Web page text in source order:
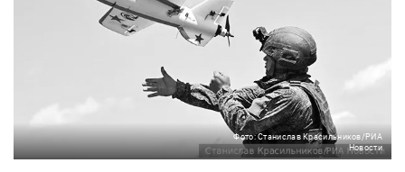
Фото: Станислав Красильников/РИА
Новости